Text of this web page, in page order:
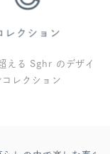
える Sghr のデザイ
コレクション